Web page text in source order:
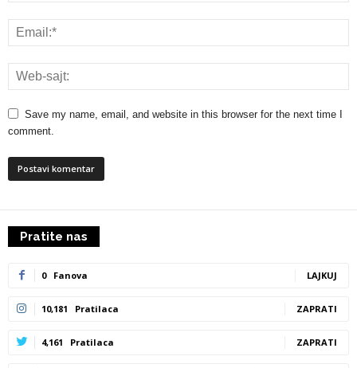
Save my name, email, and website in this browser for the next time I
comment.
Pratite nas
0 Fanova LAJKUJ
10,181 Pratilaca ZAPRATI
4,161 Pratilaca ZAPRATI